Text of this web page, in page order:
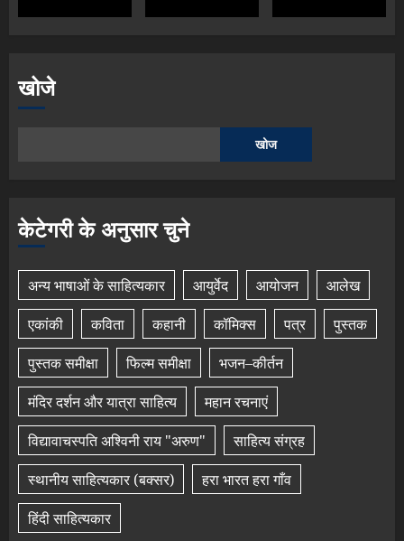
खोजे
खोज
केटेगरी के अनुसार चुने
अन्य भाषाओं के साहित्यकार आयुर्वेद आयोजन
आलेख
एकांकी
कविता कहानी कॉमिक्स पत्र
पुस्तक
पुस्तक समीक्षा
फिल्म समीक्षा
भजन–कीर्तन
मंदिर दर्शन और यात्रा साहित्य
महान रचनाएं
विद्यावाचस्पति अश्विनी राय "अरुण"
साहित्य संग्रह
स्थानीय साहित्यकार (बक्सर)
हरा भारत हरा गाँव
हिंदी साहित्यकार